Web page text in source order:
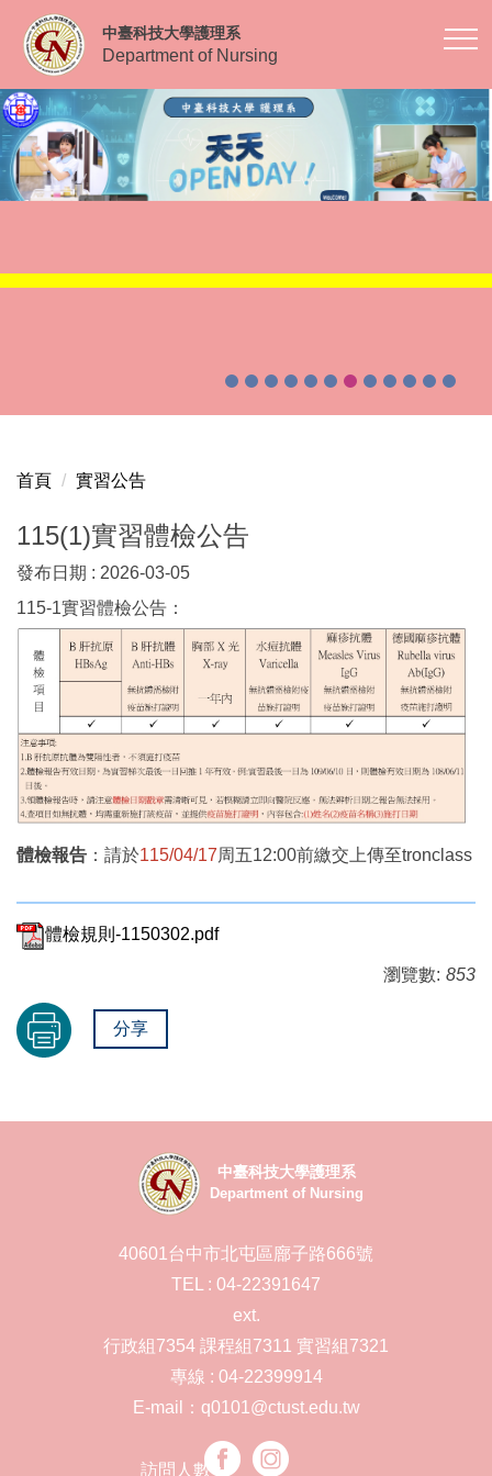
到
要
內
容
區
中臺科技大學護理系
Department of Nursing
首頁 實習公告
115(1)實習體檢公告
發布日期 : 2026-03-05
115-1實習體檢公告：
體檢報告 ：請於115/04/17周五12:00前繳交上傳至tronclass
體檢規則-1150302.pdf
瀏覽數: 853
分享
中臺科技大學護理系
Department of Nursing
40601台中市北屯區廍子路666號
TEL : 04-22391647
ext.
行政組7354 課程組7311 實習組7321
專線 : 04-22399914
E-mail：q0101@ctust.edu.tw